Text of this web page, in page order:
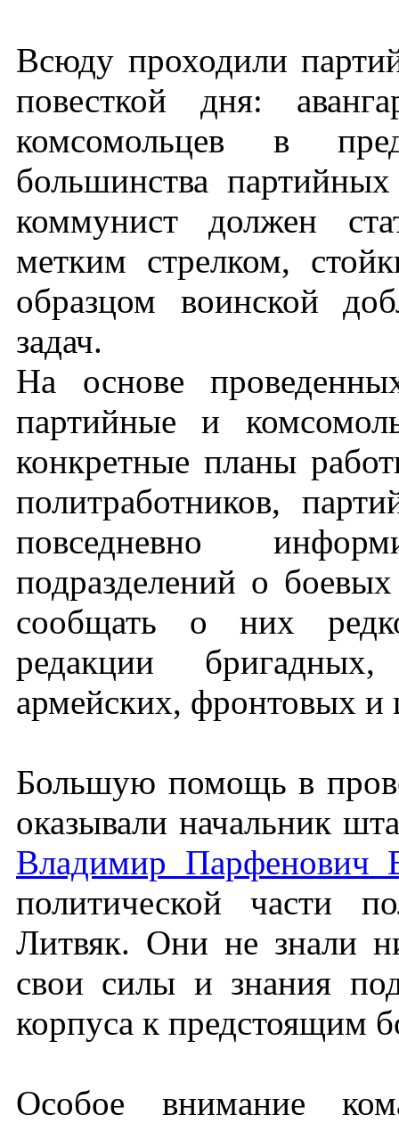
Всюду проходили
повесткой дня:
комсомольцев в
большинства
коммунист должен
метким стрелком,
образцом воинской
задач.
На основе
партийные и
конкретные планы
политработников,
повседневно
подразделений о
сообщать о них
редакции
армейских, фронтовых и
Большую помощь в
оказывали начальник
Владимир Парфенович
политической части
Литвяк. Они не знали
свои силы и знания
корпуса к предстоящим
Особое внимание